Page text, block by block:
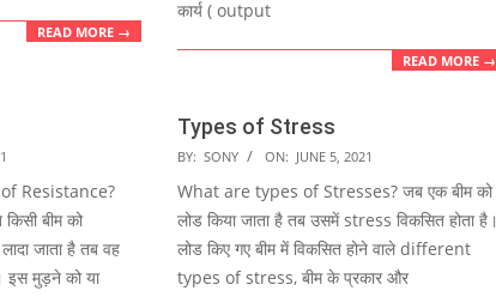
READ MORE →
कार्य ( output
READ MORE →
Resistance?
किसी बीम को
जाता है तब वह
इस मुड़ने को या
Types of Stress
2021-
06-
05
BY: SONY ON: JUNE 5, 2021
What are types of Stresses? जब एक बीम को
लोड किया जाता है तब उसमें stress विकसित होता है।
लोड किए गए बीम में विकसित होने वाले different
types of stress, बीम के प्रकार और